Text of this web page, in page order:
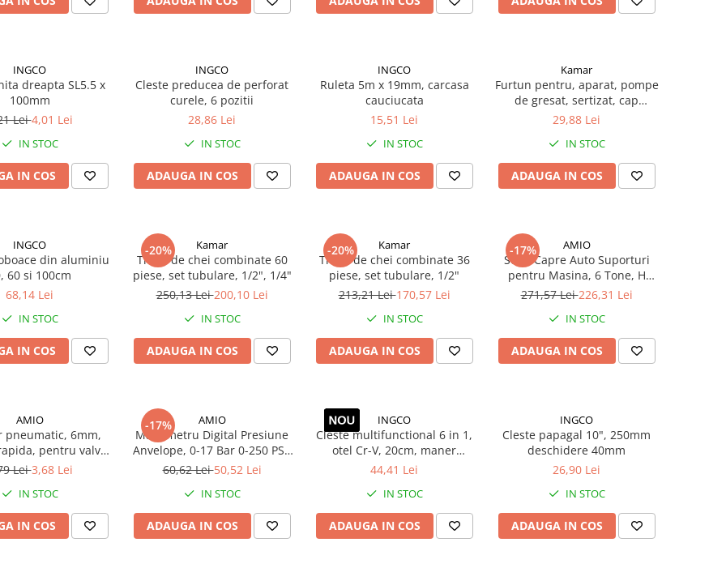
INGCO
dreapta SL5.5 x
100mm
Lei4,01 Lei
IN STOC
IN COS
INGCO
Cleste preducea de perforat
curele, 6 pozitii
28,86 Lei
IN STOC
ADAUGA IN COS
INGCO
Ruleta 5m x 19mm, carcasa
cauciucata
15,51 Lei
IN STOC
ADAUGA IN COS
Kamar
Furtun pentru, aparat, pompe
de gresat, sertizat, cap
gresare inclus, 1m
29,88 Lei
IN STOC
ADAUGA IN COS
INGCO
din aluminiu
60 si 100cm
68,14 Lei
IN STOC
IN COS
-20% Kamar
Trusa de chei combinate 60
piese, set tubulare, 1/2", 1/4"
250,13 Lei200,10 Lei
IN STOC
ADAUGA IN COS
-20% Kamar
Trusa de chei combinate 36
piese, set tubulare, 1/2"
213,21 Lei170,57 Lei
IN STOC
ADAUGA IN COS
-17% AMIO
Set 2 Capre Auto Suporturi
pentru Masina, 6 Tone, H
58.5cm
271,57 Lei226,31 Lei
IN STOC
ADAUGA IN COS
AMIO
pneumatic, 6mm,
pentru valva
anvelopa
Lei3,68 Lei
IN STOC
IN COS
-17% AMIO
Manometru Digital Presiune
Anvelope, 0-17 Bar 0-250 PSI,
Carcasa Cauciuc Protectie,
Iluminat, Precizie
60,62 Lei50,52 Lei
IN STOC
ADAUGA IN COS
INGCO
Cleste multifunctional 6 in 1,
otel Cr-V, 20cm, maner
antialunecare
44,41 Lei
IN STOC
ADAUGA IN COS
INGCO
Cleste papagal 10", 250mm
deschidere 40mm
26,90 Lei
IN STOC
ADAUGA IN COS